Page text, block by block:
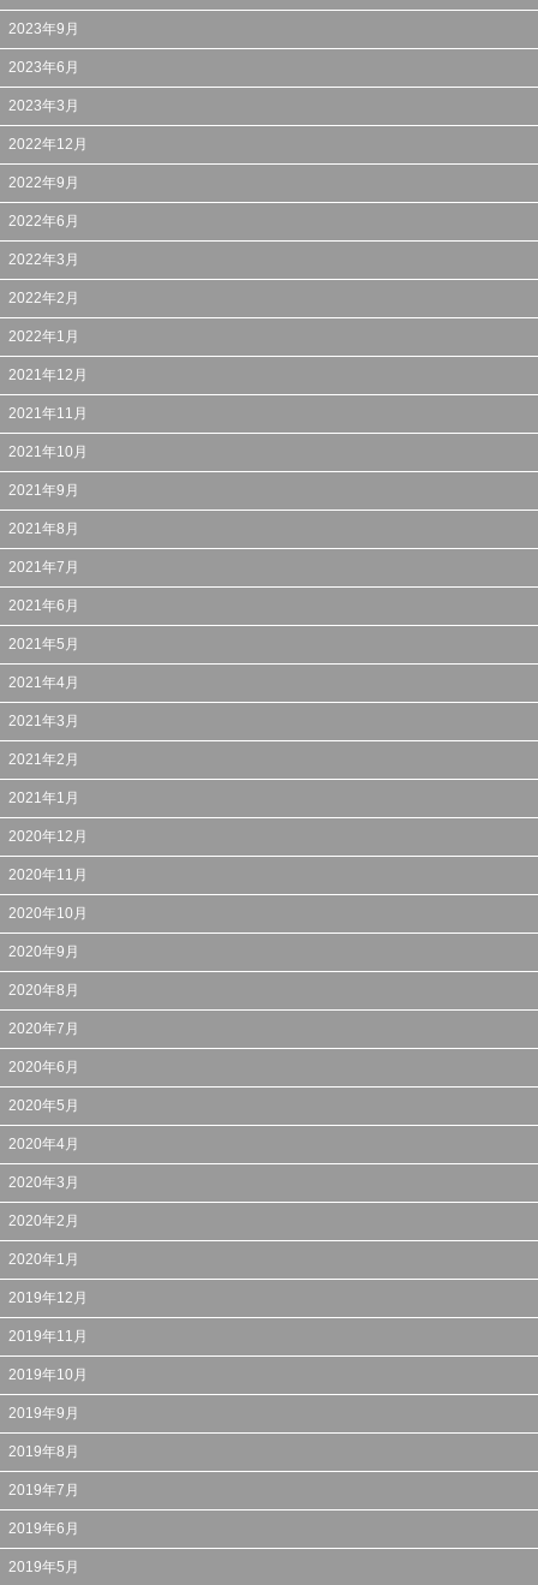
2023年9月
2023年6月
2023年3月
2022年12月
2022年9月
2022年6月
2022年3月
2022年2月
2022年1月
2021年12月
2021年11月
2021年10月
2021年9月
2021年8月
2021年7月
2021年6月
2021年5月
2021年4月
2021年3月
2021年2月
2021年1月
2020年12月
2020年11月
2020年10月
2020年9月
2020年8月
2020年7月
2020年6月
2020年5月
2020年4月
2020年3月
2020年2月
2020年1月
2019年12月
2019年11月
2019年10月
2019年9月
2019年8月
2019年7月
2019年6月
2019年5月